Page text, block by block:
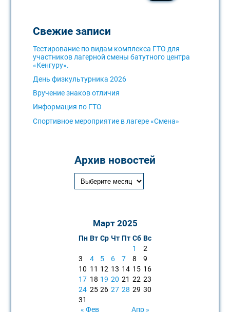
Свежие записи
Тестирование по видам комплекса ГТО для
участников лагерной смены батутного центра
«Кенгуру».
День физкультурника 2026
Вручение знаков отличия
Информация по ГТО
Спортивное мероприятие в лагере «Смена»
Архив новостей
Март 2025
Пн Вт Ср Чт Пт Сб Вс
1
2
3
4 5 6 7 8
9
10 11 12 13 14 15 16
17 18 19 20 21 22 23
24 25 26 27 28 29 30
31
« Фев
Апр »